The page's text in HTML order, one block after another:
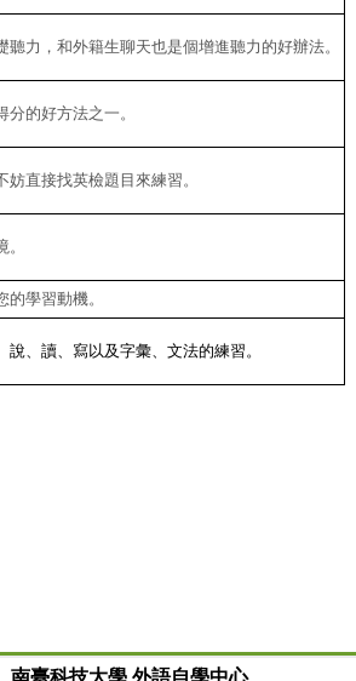
力，和外籍生聊天也是個增進聽力的好辦法。
的好方法之一。
直接找英檢題目來練習。
學習動機。
、讀、寫以及字彙、文法的練習。
南臺科技大學 外語自學中心